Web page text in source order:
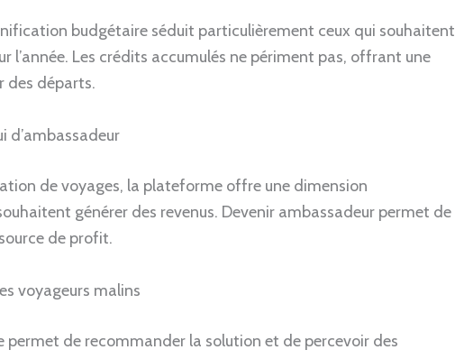
budgétaire séduit particulièrement ceux qui souhaitent
l’année. Les crédits accumulés ne périment pas, offrant une
des départs.
d’ambassadeur
de voyages, la plateforme offre une dimension
générer des revenus. Devenir ambassadeur permet de
de profit.
voyageurs malins
permet de recommander la solution et de percevoir des